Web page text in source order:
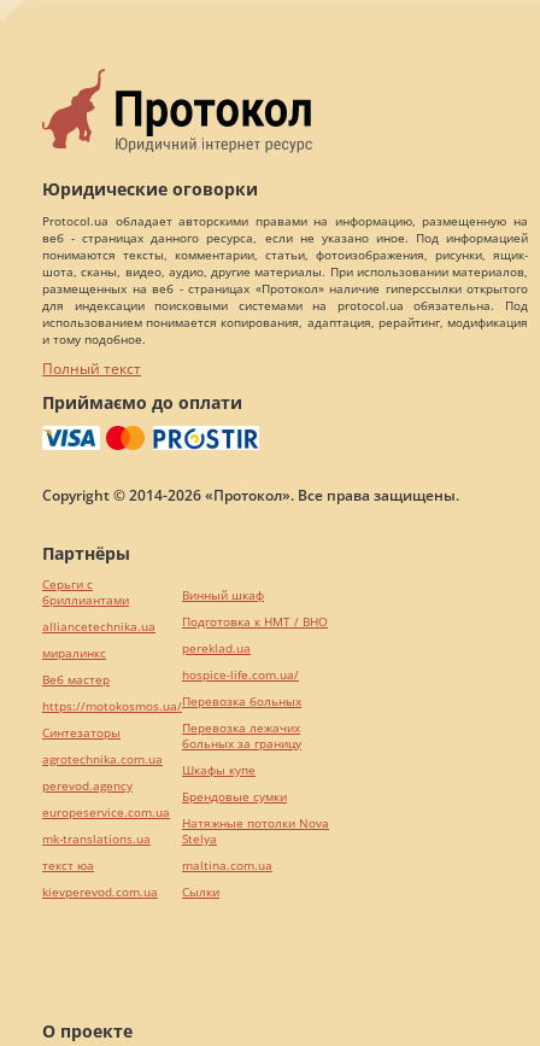
Юридические оговорки
Protocol.ua обладает авторскими правами на информацию, размещенную на
веб - страницах данного ресурса, если не указано иное. Под информацией
понимаются тексты, комментарии, статьи, фотоизображения, рисунки, ящик-
шота, сканы, видео, аудио, другие материалы. При использовании материалов,
размещенных на веб - страницах «Протокол» наличие гиперссылки открытого
для индексации поисковыми системами на protocol.ua обязательна. Под
использованием понимается копирования, адаптация, рерайтинг, модификация
и тому подобное.
Полный текст
Приймаємо до оплати
Copyright © 2014-2026 «Протокол». Все права защищены.
О проекте
Партнёры
Серьги с
бриллиантами
alliancetechnika.ua
миралинкс
Веб мастер
https://motokosmos.ua/
Синтезаторы
agrotechnika.com.ua
perevod.agency
europeservice.com.ua
mk-translations.ua
текст юа
kievperevod.com.ua
Винный шкаф
Подготовка к НМТ / ВНО
pereklad.ua
hospice-life.com.ua/
Перевозка больных
Перевозка лежачих
больных за границу
Шкафы купе
Брендовые сумки
Натяжные потолки Nova
Stelya
maltina.com.ua
Cылки